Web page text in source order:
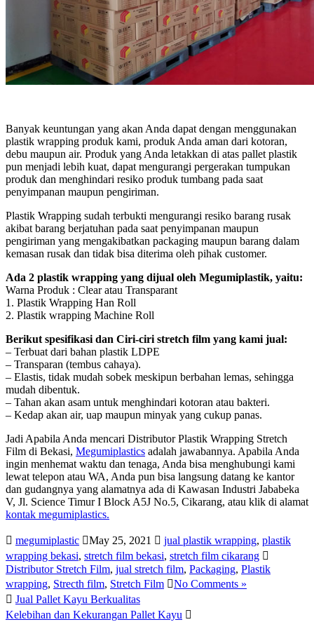
Banyak keuntungan yang akan Anda dapat dengan menggunakan
plastik wrapping produk kami, produk Anda aman dari kotoran,
debu maupun air. Produk yang Anda letakkan di atas pallet plastik
pun menjadi lebih kuat, dapat mengurangi pergerakan tumpukan
produk dan menghindari resiko produk tumbang pada saat
penyimpanan maupun pengiriman.
Plastik Wrapping sudah terbukti mengurangi resiko barang rusak
akibat barang berjatuhan pada saat penyimpanan maupun
pengiriman yang mengakibatkan packaging maupun barang dalam
kemasan rusak dan tidak bisa diterima oleh pihak customer.
Ada 2 plastik wrapping yang dijual oleh Megumiplastik, yaitu:
Warna Produk : Clear atau Transparant
1. Plastik Wrapping Han Roll
2. Plastik wrapping Machine Roll
Berikut spesifikasi dan Ciri-ciri stretch film yang kami jual:
– Terbuat dari bahan plastik LDPE
– Transparan (tembus cahaya).
– Elastis, tidak mudah sobek meskipun berbahan lemas, sehingga
mudah dibentuk.
– Tahan akan asam untuk menghindari kotoran atau bakteri.
– Kedap akan air, uap maupun minyak yang cukup panas.
Jadi Apabila Anda mencari Distributor Plastik Wrapping Stretch
Film di Bekasi, Megumiplastics adalah jawabannya. Apabila Anda
ingin menhemat waktu dan tenaga, Anda bisa menghubungi kami
lewat telepon atau WA, Anda pun bisa langsung datang ke kantor
dan gudangnya yang alamatnya ada di Kawasan Industri Jababeka
V, Jl. Science Timur I Block A5J No.5, Cikarang, atau klik di alamat
kontak megumiplastics.
megumiplastic May 25, 2021 jual plastik wrapping, plastik
wrapping bekasi, stretch film bekasi, stretch film cikarang
Distributor Stretch Film, jual stretch film, Packaging, Plastik
wrapping, Strecth film, Stretch Film
No Comments »
Jual Pallet Kayu Berkualitas
Kelebihan dan Kekurangan Pallet Kayu